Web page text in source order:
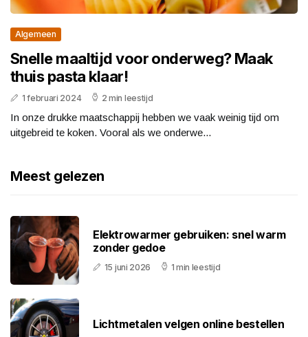
Algemeen
Snelle maaltijd voor onderweg? Maak
thuis pasta klaar!
1 februari 2024 2 min leestijd
In onze drukke maatschappij hebben we vaak weinig tijd om
uitgebreid te koken. Vooral als we onderwe...
Meest gelezen
Elektrowarmer gebruiken: snel warm
zonder gedoe
15 juni 2026 1 min leestijd
Lichtmetalen velgen online bestellen